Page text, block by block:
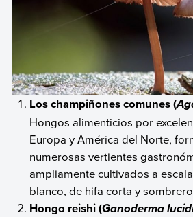
Los champiñones comunes (
Hongos alimenticios por
Europa y América del Norte,
numerosas vertientes
ampliamente cultivados a
blanco, de hifa corta y
Hongo reishi (Ganoderma